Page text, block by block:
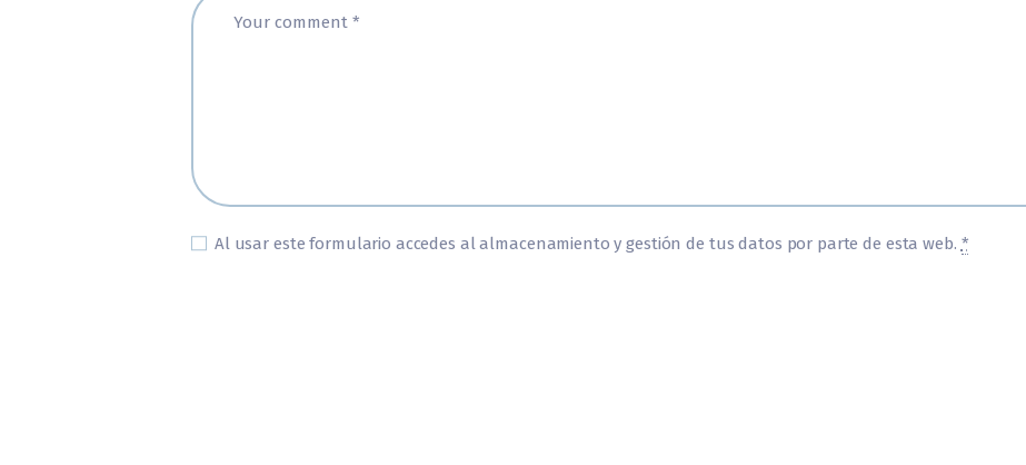
Al usar este formulario accedes al almacenamiento y gestión de tus datos por parte de esta web. *